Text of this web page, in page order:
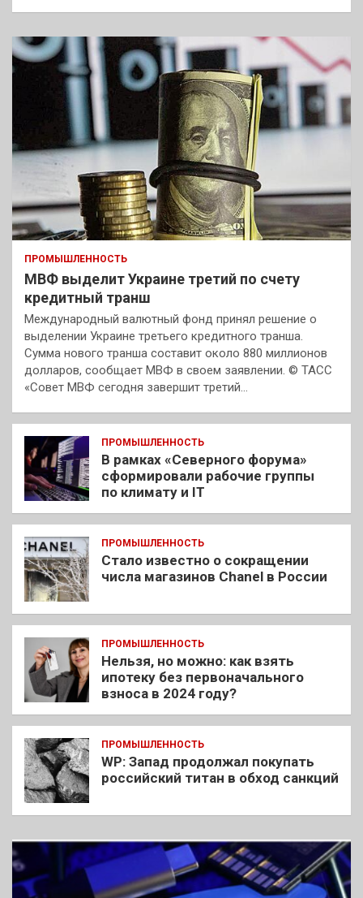
ПРОМЫШЛЕННОСТЬ
МВФ выделит Украине третий по счету
кредитный транш
Международный валютный фонд принял решение о
выделении Украине третьего кредитного транша.
Сумма нового транша составит около 880 миллионов
долларов, сообщает МВФ в своем заявлении. © ТАСС
«Совет МВФ сегодня завершит третий…
ПРОМЫШЛЕННОСТЬ
В рамках «Северного форума»
сформировали рабочие группы
по климату и IT
ПРОМЫШЛЕННОСТЬ
Стало известно о сокращении
числа магазинов Chanel в России
ПРОМЫШЛЕННОСТЬ
Нельзя, но можно: как взять
ипотеку без первоначального
взноса в 2024 году?
ПРОМЫШЛЕННОСТЬ
WP: Запад продолжал покупать
российский титан в обход санкций